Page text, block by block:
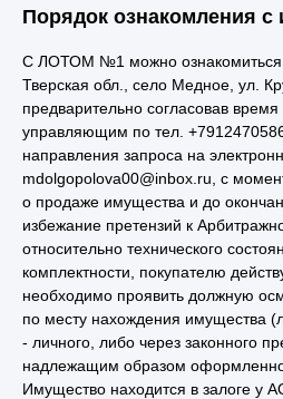
Порядок ознакомления
С ЛОТОМ №1 можно ознакомиться
Тверская обл., село Медное, ул.
предварительно согласовав
управляющим по тел.
направления запроса на
mdolgopolova00@inbox.ru, с
о продаже имущества и до
избежание претензий к
относительно технического
комплектности, покупателю
необходимо проявить должную
по месту нахождения имущества
- личного, либо через законного
надлежащим образом
Имущество находится в залоге у